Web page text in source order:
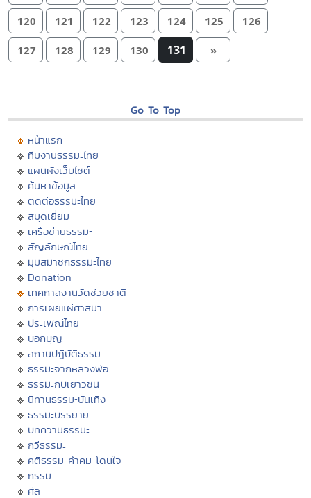
120 121 122 123 124 125 126
127 128 129 130 131 »
Go To Top
หน้าแรก
ทีมงานธรรมะไทย
แผนผังเว็บไซต์
ค้นหาข้อมูล
ติดต่อธรรมะไทย
สมุดเยี่ยม
เครือข่ายธรรมะ
สัญลักษณ์ไทย
มุมสมาชิกธรรมะไทย
Donation
เทศกาลงานวัดช่วยชาติ
การเผยแผ่ศาสนา
ประเพณีไทย
บอกบุญ
สถานปฏิบัติธรรม
ธรรมะจากหลวงพ่อ
ธรรมะกับเยาวชน
นิทานธรรมะบันเทิง
ธรรมะบรรยาย
บทความธรรมะ
กวีธรรมะ
คติธรรม คำคม โดนใจ
กรรม
ศีล